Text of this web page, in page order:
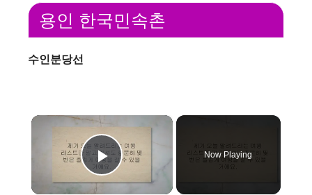
용인 한국민속촌
수인분당선
×
Play Video
Now Playing